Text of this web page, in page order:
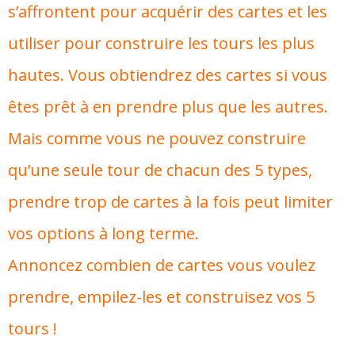
s’affrontent pour acquérir des cartes et les
utiliser pour construire les tours les plus
hautes. Vous obtiendrez des cartes si vous
êtes prêt à en prendre plus que les autres.
Mais comme vous ne pouvez construire
qu’une seule tour de chacun des 5 types,
prendre trop de cartes à la fois peut limiter
vos options à long terme.
Annoncez combien de cartes vous voulez
prendre, empilez-les et construisez vos 5
tours !